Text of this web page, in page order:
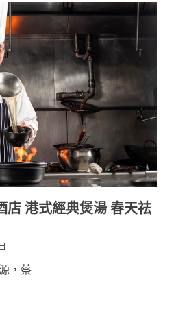
店 港式經典煲湯 春天祛
，蔡